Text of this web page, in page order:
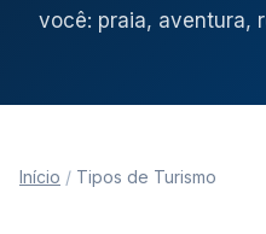
você: praia, aventura,
Início / Tipos de Turismo